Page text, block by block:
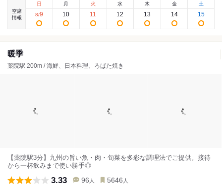
空席
情報
日
8/9
月
10
火
11
水
12
木
13
金
14
土
15
暖季
薬院駅 200m / 海鮮、日本料理、ろばた焼き
【薬院駅3分】九州の旨い魚・肉・旬菜を多彩な調理法でご提供。接待
から一杯飲みまで使い勝手◎
3.33 96 人 5646 人